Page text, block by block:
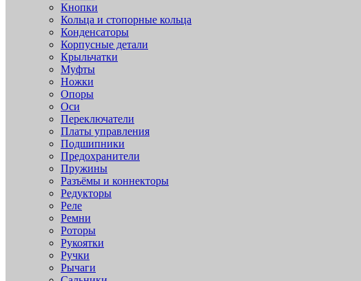
Кнопки
Кольца и стопорные кольца
Конденсаторы
Корпусные детали
Крыльчатки
Муфты
Ножки
Опоры
Оси
Переключатели
Платы управления
Подшипники
Предохранители
Пружины
Разъёмы и коннекторы
Редукторы
Реле
Ремни
Роторы
Рукоятки
Ручки
Рычаги